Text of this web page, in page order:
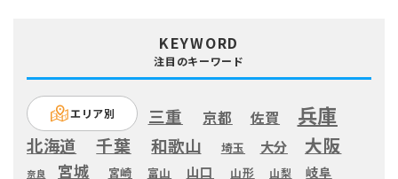
KEYWORD
注目のキーワード
エリア別 三重 京都 佐賀 兵庫
北海道 千葉 和歌山 埼玉 大分 大阪
奈良 宮城 宮崎 富山 山口 山形 山梨
岐阜